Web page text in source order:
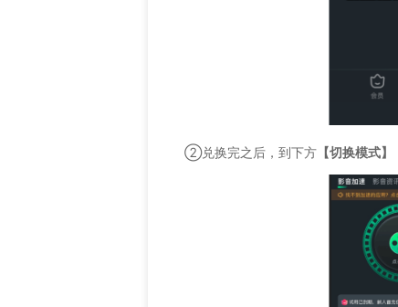
②兑换完之后，到下方 【切换模式】